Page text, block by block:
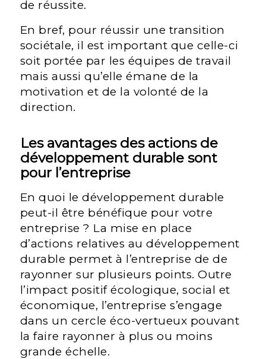
de réussite.
En bref, pour réussir une transition
sociétale, il est important que celle-ci
soit portée par les équipes de travail
mais aussi qu’elle émane de la
motivation et de la volonté de la
direction.
Les avantages des actions de
développement durable sont
pour l’entreprise
En quoi le développement durable
peut-il être bénéfique pour votre
entreprise ? La mise en place
d’actions relatives au développement
durable permet à l’entreprise de de
rayonner sur plusieurs points. Outre
l’impact positif écologique, social et
économique, l’entreprise s’engage
dans un cercle éco-vertueux pouvant
la faire rayonner à plus ou moins
grande échelle.